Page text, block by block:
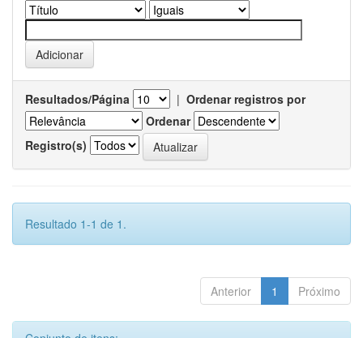
Resultados/Página | Ordenar registros por
Ordenar
Registro(s)
Resultado 1-1 de 1.
Anterior 1 Próximo